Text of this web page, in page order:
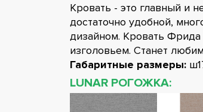
Кровать - это главный и
достаточно удобной,
дизайном. Кровать Фрида
изголовьем. Станет
Габаритные размеры:
LUNAR РОГОЖКА: